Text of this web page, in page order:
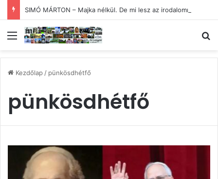
SIMÓ MÁRTON – Majka nélkül. De mi lesz az irodalommal?
Menü
Kezdőlap/ pünkösdhétfő
pünkösdhétfő